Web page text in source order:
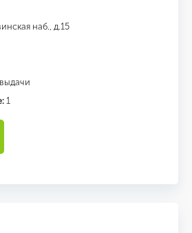
наб., д.15
1